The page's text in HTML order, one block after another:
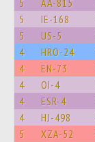
5 AÄ-815
5 IE-168
5 US-5
4 HRO-24
4 EN-73
4 OI-4
4 ESR-4
4 HJ-498
5 XZA-52